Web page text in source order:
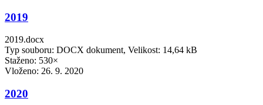
2019
2019.docx
Typ souboru: DOCX dokument, Velikost: 14,64 kB
Staženo: 530×
Vloženo: 26. 9. 2020
2020